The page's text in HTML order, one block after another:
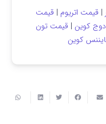
| قیمت اتریوم | قیمت
کوین | قیمت تون
کوین